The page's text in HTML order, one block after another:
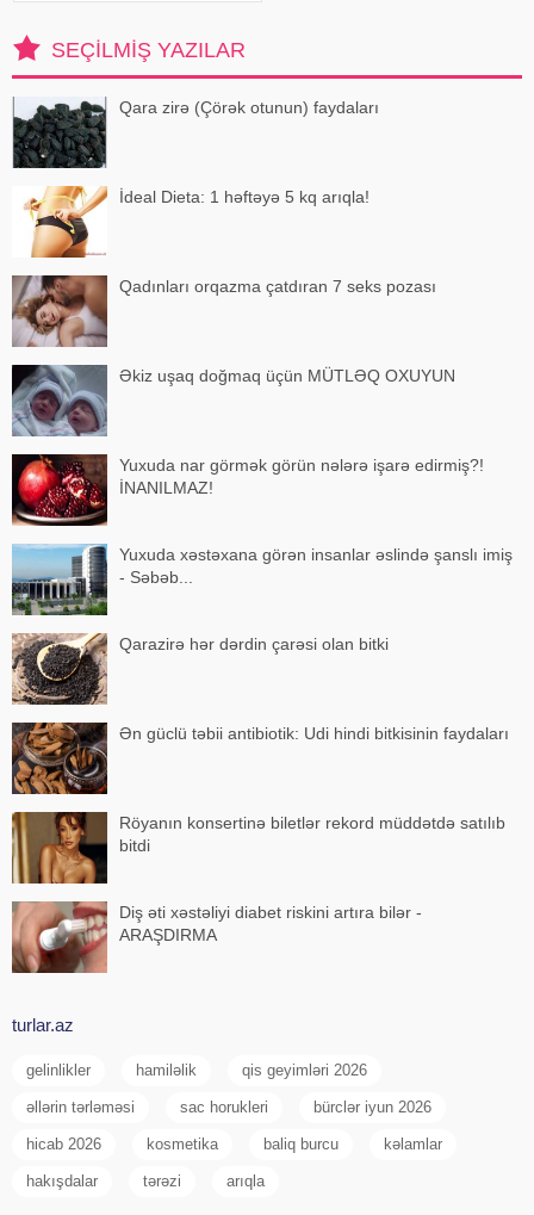
də cinsi istəyin dəyişməsinə
səbəb ola bilər"
SEÇILMIŞ YAZILAR
Qara zirə (Çörək otunun) faydaları
İdeal Dieta: 1 həftəyə 5 kq arıqla!
Qadınları orqazma çatdıran 7 seks pozası
Əkiz uşaq doğmaq üçün MÜTLƏQ OXUYUN
Yuxuda nar görmək görün nələrə işarə edirmiş?!
İNANILMAZ!
Yuxuda xəstəxana görən insanlar əslində şanslı imiş
- Səbəb...
Qarazirə hər dərdin çarəsi olan bitki
Ən güclü təbii antibiotik: Udi hindi bitkisinin faydaları
Röyanın konsertinə biletlər rekord müddətdə satılıb
bitdi
Diş əti xəstəliyi diabet riskini artıra bilər -
ARAŞDIRMA
turlar.az
gelinlikler hamiləlik qis geyimləri 2026
əllərin tərləməsi sac horukleri bürclər iyun 2026
hicab 2026 kosmetika baliq burcu kəlamlar
hakışdalar tərəzi arıqla